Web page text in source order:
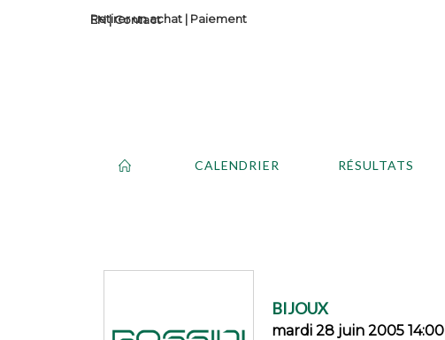
Contact
Retirer un achat | Paiement
CALENDRIER RÉSULTATS
BIJOUX
mardi 28 juin 2005 14:00